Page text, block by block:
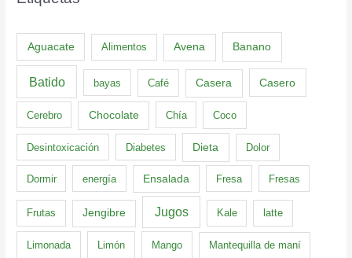
Aguacate Alimentos Avena Banano
Batido bayas Café Casera Casero
Cerebro Chocolate Chía Coco
Desintoxicación Diabetes Dieta Dolor
Dormir energía Ensalada Fresa Fresas
Frutas Jengibre Jugos Kale latte
Limonada Limón Mango Mantequilla de maní